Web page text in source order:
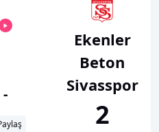
-
Ekenler
Beton
Sivasspor
2